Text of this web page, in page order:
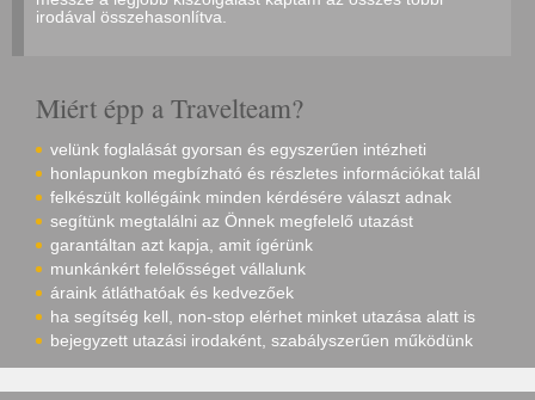
irodával összehasonlítva.
Miért épp a Travelteam?
velünk foglalását gyorsan és egyszerűen intézheti
honlapunkon megbízható és részletes információkat talál
felkészült kollégáink minden kérdésére választ adnak
segítünk megtalálni az Önnek megfelelő utazást
garantáltan azt kapja, amit ígérünk
munkánkért felelősséget vállalunk
áraink átláthatóak és kedvezőek
ha segítség kell, non-stop elérhet minket utazása alatt is
bejegyzett utazási irodaként, szabályszerűen működünk